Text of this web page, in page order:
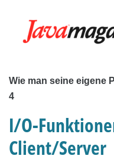
Wie man seine eigene
4
I/O-
Client/Server